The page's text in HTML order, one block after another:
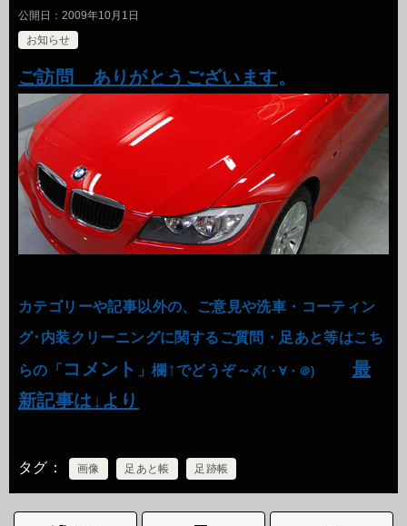
公開日： 2009年10月1日
お知らせ
ご訪問 ありがとうございます。
カテゴリーや記事以外の、ご意見や洗車・コーティン
グ･内装クリーニングに関するご質問・足あと等はこち
らの「 コメント 」欄 ↑でどうぞ～ 〆(・∀・＠)
最
新記事は↓より
タグ 画像 足あと帳 足跡帳